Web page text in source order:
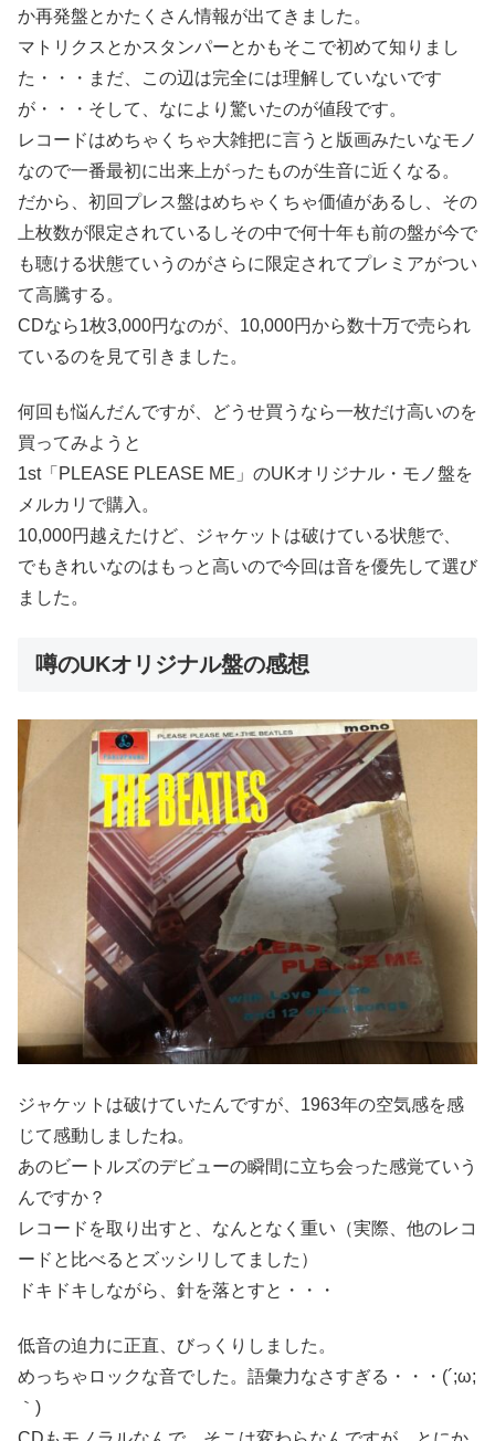
か再発盤とかたくさん情報が出てきました。
マトリクスとかスタンパーとかもそこで初めて知りまし
た・・・まだ、この辺は完全には理解していないです
が・・・そして、なにより驚いたのが値段です。
レコードはめちゃくちゃ大雑把に言うと版画みたいなモノ
なので一番最初に出来上がったものが生音に近くなる。
だから、初回プレス盤はめちゃくちゃ価値があるし、その
上枚数が限定されているしその中で何十年も前の盤が今で
も聴ける状態ていうのがさらに限定されてプレミアがつい
て高騰する。
CDなら1枚3,000円なのが、10,000円から数十万で売られ
ているのを見て引きました。
何回も悩んだんですが、どうせ買うなら一枚だけ高いのを
買ってみようと
1st「PLEASE PLEASE ME」のUKオリジナル・モノ盤を
メルカリで購入。
10,000円越えたけど、ジャケットは破けている状態で、
でもきれいなのはもっと高いので今回は音を優先して選び
ました。
噂のUKオリジナル盤の感想
ジャケットは破けていたんですが、1963年の空気感を感
じて感動しましたね。
あのビートルズのデビューの瞬間に立ち会った感覚ていう
んですか？
レコードを取り出すと、なんとなく重い（実際、他のレコ
ードと比べるとズッシリしてました）
ドキドキしながら、針を落とすと・・・
低音の迫力に正直、びっくりしました。
めっちゃロックな音でした。語彙力なさすぎる・・・(´;ω;
｀)